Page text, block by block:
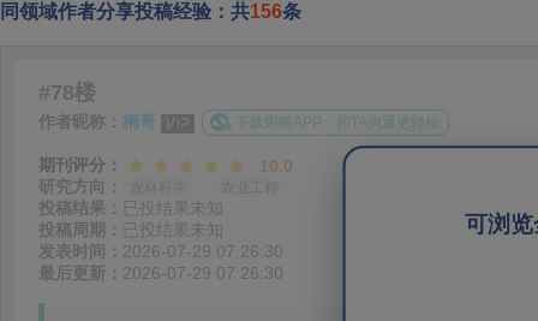
同领域作者分享投稿经验：共156条
可浏
#78楼
作者昵称： 桐哥 下载蝌蝌APP，和TA沟通更轻松
期刊评分：
10.0
研究方向：
投稿结果： 已投结果未知
投稿周期： 已投结果未知
发表时间： 2026-07-29 07:26:30
最后更新： 2026-07-29 07:26:30